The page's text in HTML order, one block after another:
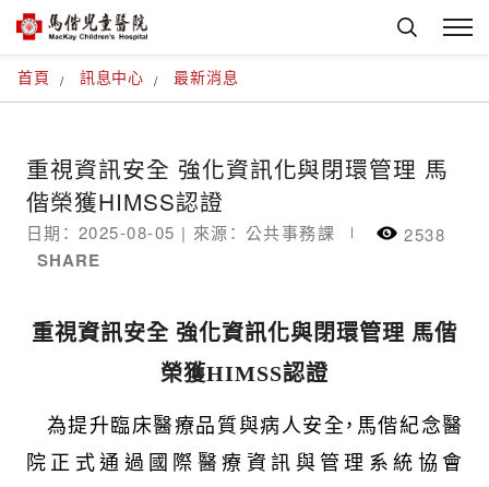
首頁 訊息中心 最新消息
重視資訊安全 強化資訊化與閉環管理 馬
偕榮獲HIMSS認證
日期： 2025-08-05 | 來源： 公共事務課 2538
SHARE
重視資訊安全 強化資訊化與閉環管理 馬偕
榮獲HIMSS認證
為提升臨床醫療品質與病人安全，馬偕紀念醫
院正式通過國際醫療資訊與管理系統協會